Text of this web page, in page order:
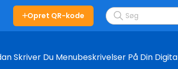
Opret QR-kode
Skriver Du Menubeskrivelser På Din